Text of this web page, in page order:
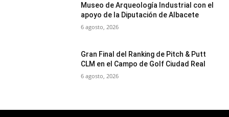
Museo de Arqueología Industrial con el
apoyo de la Diputación de Albacete
6 agosto, 2026
Gran Final del Ranking de Pitch & Putt
CLM en el Campo de Golf Ciudad Real
6 agosto, 2026